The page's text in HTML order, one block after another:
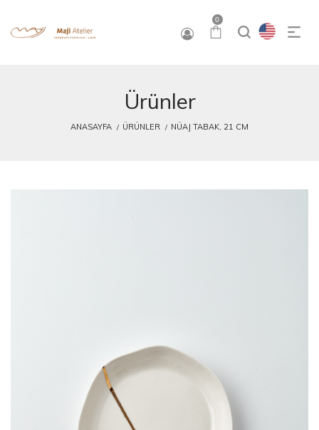
0
Ürünler
ANASAYFA ÜRÜNLER NÜAJ TABAK, 21 CM